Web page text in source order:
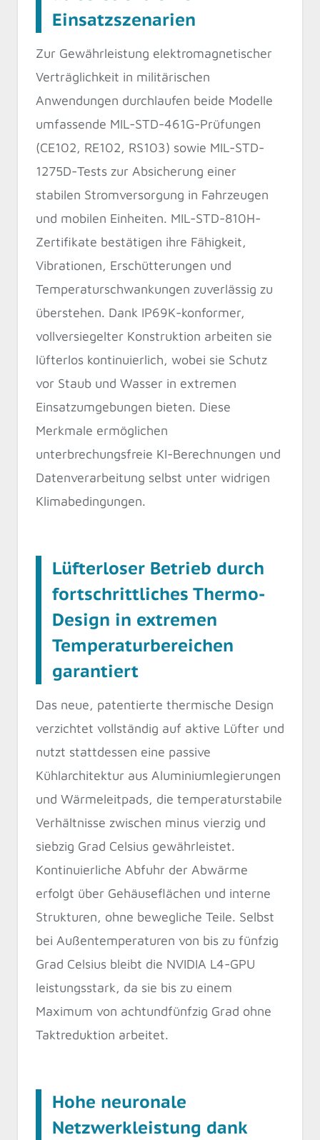
Einsatzszenarien
Zur Gewährleistung elektromagnetischer
Verträglichkeit in militärischen
Anwendungen durchlaufen beide Modelle
umfassende MIL-STD-461G-Prüfungen
(CE102, RE102, RS103) sowie MIL-STD-
1275D-Tests zur Absicherung einer
stabilen Stromversorgung in Fahrzeugen
und mobilen Einheiten. MIL-STD-810H-
Zertifikate bestätigen ihre Fähigkeit,
Vibrationen, Erschütterungen und
Temperaturschwankungen zuverlässig zu
überstehen. Dank IP69K-konformer,
vollversiegelter Konstruktion arbeiten sie
lüfterlos kontinuierlich, wobei sie Schutz
vor Staub und Wasser in extremen
Einsatzumgebungen bieten. Diese
Merkmale ermöglichen
unterbrechungsfreie KI-Berechnungen und
Datenverarbeitung selbst unter widrigen
Klimabedingungen.
Lüfterloser Betrieb durch
fortschrittliches Thermo-
Design in extremen
Temperaturbereichen
garantiert
Das neue, patentierte thermische Design
verzichtet vollständig auf aktive Lüfter und
nutzt stattdessen eine passive
Kühlarchitektur aus Aluminiumlegierungen
und Wärmeleitpads, die temperaturstabile
Verhältnisse zwischen minus vierzig und
siebzig Grad Celsius gewährleistet.
Kontinuierliche Abfuhr der Abwärme
erfolgt über Gehäuseflächen und interne
Strukturen, ohne bewegliche Teile. Selbst
bei Außentemperaturen von bis zu fünfzig
Grad Celsius bleibt die NVIDIA L4-GPU
leistungsstark, da sie bis zu einem
Maximum von achtundfünfzig Grad ohne
Taktreduktion arbeitet.
Hohe neuronale
Netzwerkleistung dank